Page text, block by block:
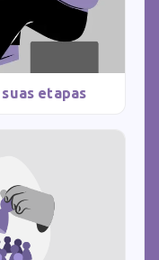
etapas